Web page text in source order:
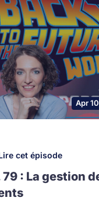
Apr
cet épisode
79 : La gestion